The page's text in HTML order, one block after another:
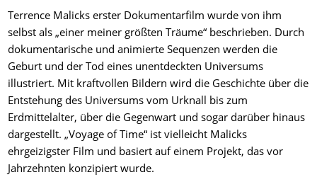
Terrence Malicks erster Dokumentarfilm wurde von ihm
selbst als „einer meiner größten Träume“ beschrieben. Durch
dokumentarische und animierte Sequenzen werden die
Geburt und der Tod eines unentdeckten Universums
illustriert. Mit kraftvollen Bildern wird die Geschichte über die
Entstehung des Universums vom Urknall bis zum
Erdmittelalter, über die Gegenwart und sogar darüber hinaus
dargestellt. „Voyage of Time“ ist vielleicht Malicks
ehrgeizigster Film und basiert auf einem Projekt, das vor
Jahrzehnten konzipiert wurde.